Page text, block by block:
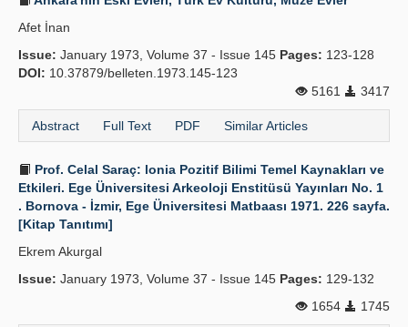
Afet İnan
Issue: January 1973, Volume 37 - Issue 145 Pages: 123-128
DOI: 10.37879/belleten.1973.145-123
5161
3417
Abstract Full Text PDF Similar Articles
Prof. Celal Saraç: lonia Pozitif Bilimi Temel Kaynakları ve
Etkileri. Ege Üniversitesi Arkeoloji Enstitüsü Yayınları No. 1
. Bornova - İzmir, Ege Üniversitesi Matbaası 1971. 226 sayfa.
[Kitap Tanıtımı]
Ekrem Akurgal
Issue: January 1973, Volume 37 - Issue 145 Pages: 129-132
1654
1745